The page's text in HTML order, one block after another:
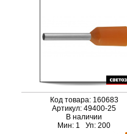
Код товара: 160683
Артикул: 49400-25
В наличии
Мин: 1 Уп: 200